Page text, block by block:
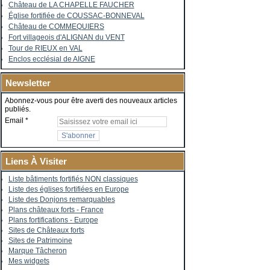
Château de LA CHAPELLE FAUCHER
Église fortifiée de COUSSAC-BONNEVAL
Château de COMMEQUIERS
Fort villageois d'ALIGNAN du VENT
Tour de RIEUX en VAL
Enclos ecclésial de AIGNE
Newsletter
Abonnez-vous pour être averti des nouveaux articles
publiés.
Email
Liens À Visiter
Liste bâtiments fortifiés NON classiques
Liste des églises fortifiées en Europe
Liste des Donjons remarquables
Plans châteaux forts - France
Plans fortifications - Europe
Sites de Châteaux forts
Sites de Patrimoine
Marque Tâcheron
Mes widgets